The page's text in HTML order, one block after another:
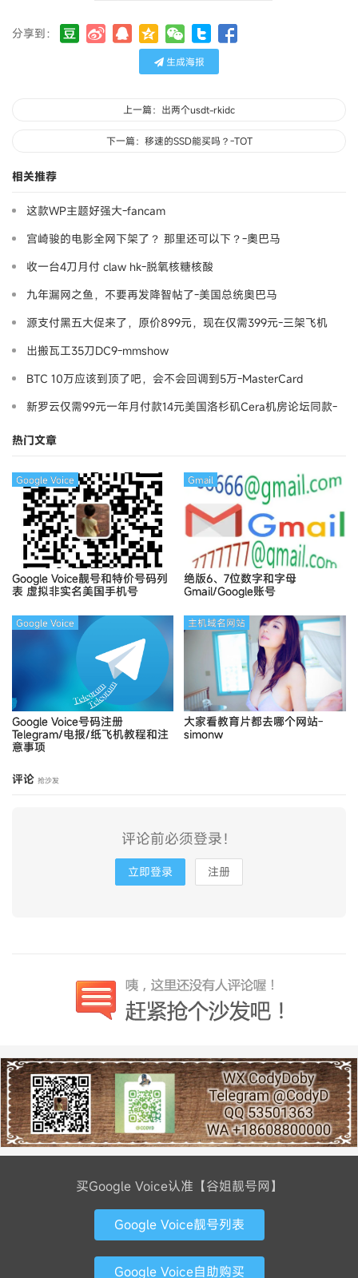
分享到：
生成海报
上一篇：出两个usdt-rkidc
下一篇：移速的SSD能买吗？-TOT
相关推荐
这款WP主题好强大-fancam
宫崎骏的电影全网下架了？ 那里还可以下？-奧巴马
收一台4刀月付 claw hk-脱氧核糖核酸
九年漏网之鱼，不要再发降智帖了-美国总统奥巴马
源支付黑五大促来了，原价899元，现在仅需399元-三架飞机
出搬瓦工35刀DC9-mmshow
BTC 10万应该到顶了吧，会不会回调到5万-MasterCard
新罗云仅需99元一年月付款14元美国洛杉矶Cera机房论坛同款-
热门文章
Google Voice靓号和特价号码列
表 虚拟非实名美国手机号
Google Voice
绝版6、7位数字和字母
Gmail/Google账号
Gmail
Google Voice号码注册
Telegram/电报/纸飞机教程和注
意事项
Google Voice
大家看教育片都去哪个网站-
simonw
主机域名网站
评论 抢沙发
评论前必须登录！
立即登录 注册
买Google Voice认准【谷姐靓号网】
Google Voice靓号列表
Google Voice自助购买